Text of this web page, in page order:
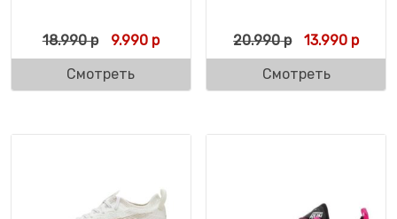
18.990р Первоначальная цена составляла 18.990
9.990рТекущая цена: 9.990 р.
Смотреть
20.990р 13.990 р
Смотреть